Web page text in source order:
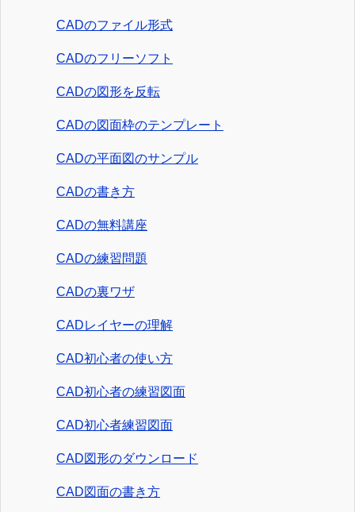
CADのファイル形式
CADのフリーソフト
CADの図形を反転
CADの図面枠のテンプレート
CADの平面図のサンプル
CADの書き方
CADの無料講座
CADの練習問題
CADの裏ワザ
CADレイヤーの理解
CAD初心者の使い方
CAD初心者の練習図面
CAD初心者練習図面
CAD図形のダウンロード
CAD図面の書き方